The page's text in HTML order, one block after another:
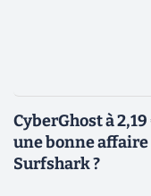
CyberGhost à
une bonne affaire
Surfshark ?